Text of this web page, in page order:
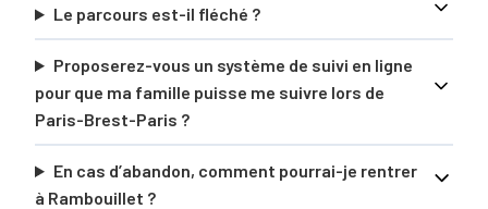
Le parcours est-il fléché ?
Proposerez-vous un système de suivi en ligne
pour que ma famille puisse me suivre lors de
Paris-Brest-Paris ?
En cas d’abandon, comment pourrai-je rentrer
à Rambouillet ?